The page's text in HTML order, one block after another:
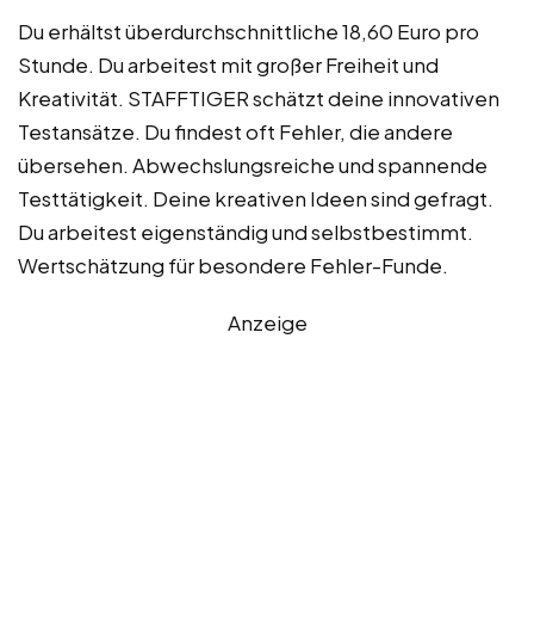
Du erhältst überdurchschnittliche 18,60 Euro pro
Stunde. Du arbeitest mit großer Freiheit und
Kreativität. STAFFTIGER schätzt deine innovativen
Testansätze. Du findest oft Fehler, die andere
übersehen. Abwechslungsreiche und spannende
Testtätigkeit. Deine kreativen Ideen sind gefragt.
Du arbeitest eigenständig und selbstbestimmt.
Wertschätzung für besondere Fehler-Funde.
Anzeige